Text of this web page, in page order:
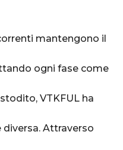
mantengono il
ogni fase come
VTKFUL ha
Attraverso